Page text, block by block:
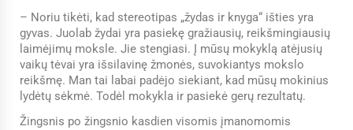
– Noriu tikėti, kad stereotipas „žydas ir knyga“ išties yra
gyvas. Juolab žydai yra pasiekę gražiausių, reikšmingiausių
laimėjimų moksle. Jie stengiasi. Į mūsų mokyklą atėjusių
vaikų tėvai yra išsilavinę žmonės, suvokiantys mokslo
reikšmę. Man tai labai padėjo siekiant, kad mūsų mokinius
lydėtų sėkmė. Todėl mokykla ir pasiekė gerų rezultatų.
Žingsnis po žingsnio kasdien visomis įmanomomis